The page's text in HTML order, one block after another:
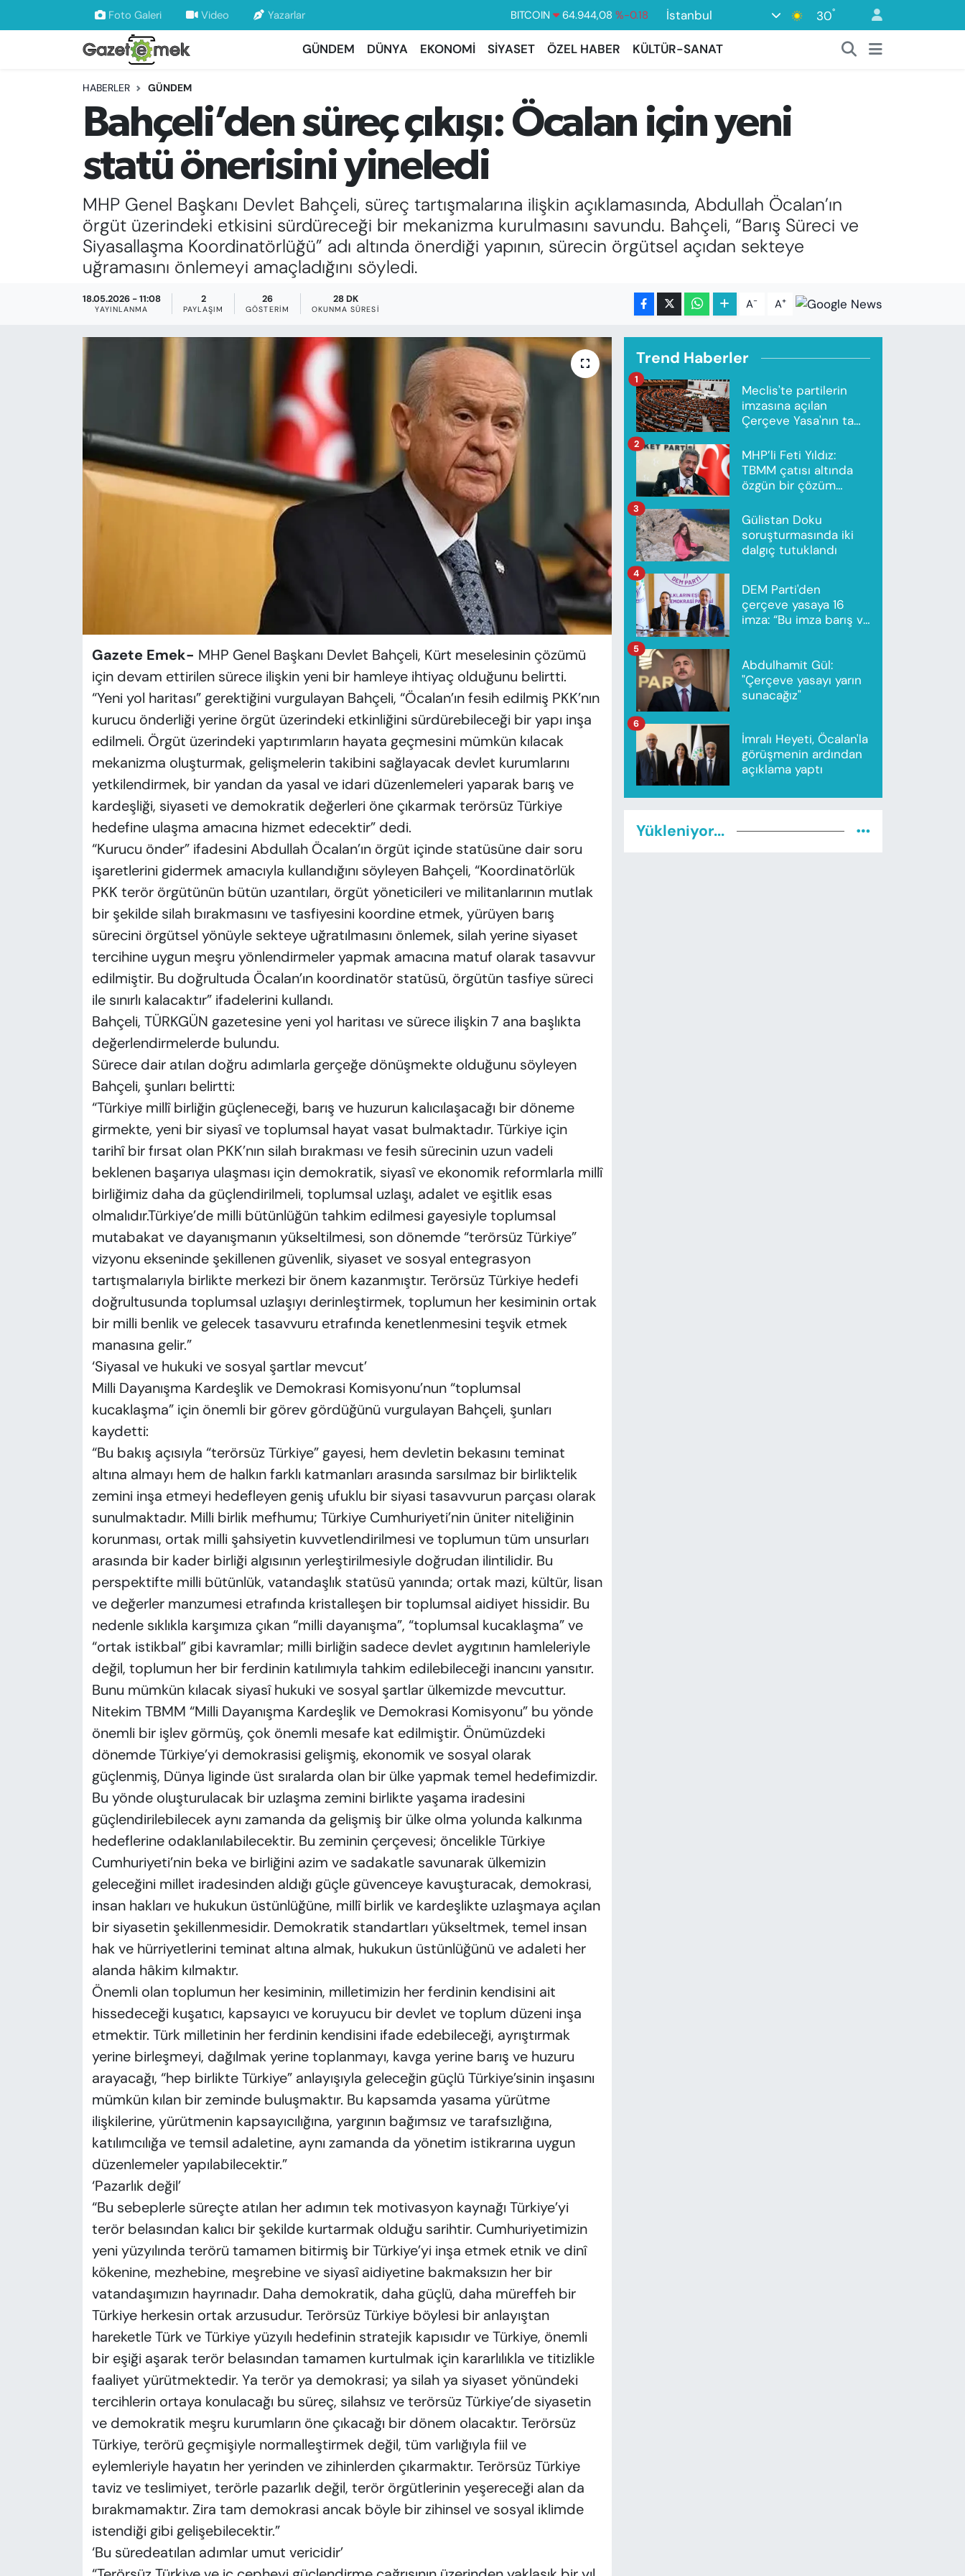
Foto Galeri Video Yazarlar DOLAR 47,7436 %0.18
EURO
55,2510 %0.32
BİST100
13.779 %-14
İstanbul 30°
GÜNDEM DÜNYA EKONOMİ SİYASET ÖZEL HABER KÜLTÜR-SANAT
HABERLER GÜNDEM
Bahçeli’den süreç çıkışı: Öcalan için yeni
statü önerisini yineledi
MHP Genel Başkanı Devlet Bahçeli, süreç tartışmalarına ilişkin açıklamasında, Abdullah Öcalan’ın
örgüt üzerindeki etkisini sürdüreceği bir mekanizma kurulmasını savundu. Bahçeli, “Barış Süreci ve
Siyasallaşma Koordinatörlüğü” adı altında önerdiği yapının, sürecin örgütsel açıdan sekteye
uğramasını önlemeyi amaçladığını söyledi.
18.05.2026 - 11:08
YAYINLANMA
2
PAYLAŞIM
26
GÖSTERIM
28 DK
OKUNMA SÜRESI A- A+
Gazete Emek- MHP Genel Başkanı Devlet Bahçeli, Kürt meselesinin çözümü
için devam ettirilen sürece ilişkin yeni bir hamleye ihtiyaç olduğunu belirtti.
“Yeni yol haritası” gerektiğini vurgulayan Bahçeli, “Öcalan’ın fesih edilmiş PKK’nın
kurucu önderliği yerine örgüt üzerindeki etkinliğini sürdürebileceği bir yapı inşa
edilmeli. Örgüt üzerindeki yaptırımların hayata geçmesini mümkün kılacak
mekanizma oluşturmak, gelişmelerin takibini sağlayacak devlet kurumlarını
yetkilendirmek, bir yandan da yasal ve idari düzenlemeleri yaparak barış ve
kardeşliği, siyaseti ve demokratik değerleri öne çıkarmak terörsüz Türkiye
hedefine ulaşma amacına hizmet edecektir” dedi.
“Kurucu önder” ifadesini Abdullah Öcalan’ın örgüt içinde statüsüne dair soru
işaretlerini gidermek amacıyla kullandığını söyleyen Bahçeli, “Koordinatörlük
PKK terör örgütünün bütün uzantıları, örgüt yöneticileri ve militanlarının mutlak
bir şekilde silah bırakmasını ve tasfiyesini koordine etmek, yürüyen barış
sürecini örgütsel yönüyle sekteye uğratılmasını önlemek, silah yerine siyaset
tercihine uygun meşru yönlendirmeler yapmak amacına matuf olarak tasavvur
edilmiştir. Bu doğrultuda Öcalan’ın koordinatör statüsü, örgütün tasfiye süreci
ile sınırlı kalacaktır” ifadelerini kullandı.
Bahçeli, TÜRKGÜN gazetesine yeni yol haritası ve sürece ilişkin 7 ana başlıkta
değerlendirmelerde bulundu.
Sürece dair atılan doğru adımlarla gerçeğe dönüşmekte olduğunu söyleyen
Bahçeli, şunları belirtti:
“Türkiye millî birliğin güçleneceği, barış ve huzurun kalıcılaşacağı bir döneme
girmekte, yeni bir siyasî ve toplumsal hayat vasat bulmaktadır. Türkiye için
tarihî bir fırsat olan PKK’nın silah bırakması ve fesih sürecinin uzun vadeli
beklenen başarıya ulaşması için demokratik, siyasî ve ekonomik reformlarla millî
birliğimiz daha da güçlendirilmeli, toplumsal uzlaşı, adalet ve eşitlik esas
olmalıdır.Türkiye’de milli bütünlüğün tahkim edilmesi gayesiyle toplumsal
mutabakat ve dayanışmanın yükseltilmesi, son dönemde “terörsüz Türkiye”
vizyonu ekseninde şekillenen güvenlik, siyaset ve sosyal entegrasyon
tartışmalarıyla birlikte merkezi bir önem kazanmıştır. Terörsüz Türkiye hedefi
doğrultusunda toplumsal uzlaşıyı derinleştirmek, toplumun her kesiminin ortak
bir milli benlik ve gelecek tasavvuru etrafında kenetlenmesini teşvik etmek
manasına gelir.”
‘Siyasal ve hukuki ve sosyal şartlar mevcut’
Milli Dayanışma Kardeşlik ve Demokrasi Komisyonu’nun “toplumsal
kucaklaşma” için önemli bir görev gördüğünü vurgulayan Bahçeli, şunları
kaydetti:
“Bu bakış açısıyla “terörsüz Türkiye” gayesi, hem devletin bekasını teminat
altına almayı hem de halkın farklı katmanları arasında sarsılmaz bir birliktelik
zemini inşa etmeyi hedefleyen geniş ufuklu bir siyasi tasavvurun parçası olarak
sunulmaktadır. Milli birlik mefhumu; Türkiye Cumhuriyeti’nin üniter niteliğinin
korunması, ortak milli şahsiyetin kuvvetlendirilmesi ve toplumun tüm unsurları
arasında bir kader birliği algısının yerleştirilmesiyle doğrudan ilintilidir. Bu
perspektifte milli bütünlük, vatandaşlık statüsü yanında; ortak mazi, kültür, lisan
ve değerler manzumesi etrafında kristalleşen bir toplumsal aidiyet hissidir. Bu
nedenle sıklıkla karşımıza çıkan “milli dayanışma”, “toplumsal kucaklaşma” ve
“ortak istikbal” gibi kavramlar; milli birliğin sadece devlet aygıtının hamleleriyle
değil, toplumun her bir ferdinin katılımıyla tahkim edilebileceği inancını yansıtır.
Bunu mümkün kılacak siyasî hukuki ve sosyal şartlar ülkemizde mevcuttur.
Nitekim TBMM “Milli Dayanışma Kardeşlik ve Demokrasi Komisyonu” bu yönde
önemli bir işlev görmüş, çok önemli mesafe kat edilmiştir. Önümüzdeki
dönemde Türkiye’yi demokrasisi gelişmiş, ekonomik ve sosyal olarak
güçlenmiş, Dünya liginde üst sıralarda olan bir ülke yapmak temel hedefimizdir.
Bu yönde oluşturulacak bir uzlaşma zemini birlikte yaşama iradesini
güçlendirilebilecek aynı zamanda da gelişmiş bir ülke olma yolunda kalkınma
hedeflerine odaklanılabilecektir. Bu zeminin çerçevesi; öncelikle Türkiye
Cumhuriyeti’nin beka ve birliğini azim ve sadakatle savunarak ülkemizin
geleceğini millet iradesinden aldığı güçle güvenceye kavuşturacak, demokrasi,
insan hakları ve hukukun üstünlüğüne, millî birlik ve kardeşlikte uzlaşmaya açılan
bir siyasetin şekillenmesidir. Demokratik standartları yükseltmek, temel insan
hak ve hürriyetlerini teminat altına almak, hukukun üstünlüğünü ve adaleti her
alanda hâkim kılmaktır.
Önemli olan toplumun her kesiminin, milletimizin her ferdinin kendisini ait
hissedeceği kuşatıcı, kapsayıcı ve koruyucu bir devlet ve toplum düzeni inşa
etmektir. Türk milletinin her ferdinin kendisini ifade edebileceği, ayrıştırmak
yerine birleşmeyi, dağılmak yerine toplanmayı, kavga yerine barış ve huzuru
arayacağı, “hep birlikte Türkiye” anlayışıyla geleceğin güçlü Türkiye’sinin inşasını
mümkün kılan bir zeminde buluşmaktır. Bu kapsamda yasama yürütme
ilişkilerine, yürütmenin kapsayıcılığına, yargının bağımsız ve tarafsızlığına,
katılımcılığa ve temsil adaletine, aynı zamanda da yönetim istikrarına uygun
düzenlemeler yapılabilecektir.”
‘Pazarlık değil’
“Bu sebeplerle süreçte atılan her adımın tek motivasyon kaynağı Türkiye’yi
terör belasından kalıcı bir şekilde kurtarmak olduğu sarihtir. Cumhuriyetimizin
yeni yüzyılında terörü tamamen bitirmiş bir Türkiye’yi inşa etmek etnik ve dinî
kökenine, mezhebine, meşrebine ve siyasî aidiyetine bakmaksızın her bir
vatandaşımızın hayrınadır. Daha demokratik, daha güçlü, daha müreffeh bir
Türkiye herkesin ortak arzusudur. Terörsüz Türkiye böylesi bir anlayıştan
hareketle Türk ve Türkiye yüzyılı hedefinin stratejik kapısıdır ve Türkiye, önemli
bir eşiği aşarak terör belasından tamamen kurtulmak için kararlılıkla ve titizlikle
faaliyet yürütmektedir. Ya terör ya demokrasi; ya silah ya siyaset yönündeki
tercihlerin ortaya konulacağı bu süreç, silahsız ve terörsüz Türkiye’de siyasetin
ve demokratik meşru kurumların öne çıkacağı bir dönem olacaktır. Terörsüz
Türkiye, terörü geçmişiyle normalleştirmek değil, tüm varlığıyla fiil ve
eylemleriyle hayatın her yerinden ve zihinlerden çıkarmaktır. Terörsüz Türkiye
taviz ve teslimiyet, terörle pazarlık değil, terör örgütlerinin yeşereceği alan da
bırakmamaktır. Zira tam demokrasi ancak böyle bir zihinsel ve sosyal iklimde
istendiği gibi gelişebilecektir.”
‘Bu süredeatılan adımlar umut vericidir’
Trend Haberler
Meclis'te partilerin
imzasına açılan
Çerçeve Yasa'nın tam
1
MHP’li Feti Yıldız:
TBMM çatısı altında
özgün bir çözüm
2
Gülistan Doku
soruşturmasında iki
dalgıç tutuklandı
3
DEM Parti'den
çerçeve yasaya 16
imza: “Bu imza barış ve
4
Abdulhamit Gül:
"Çerçeve yasayı yarın
sunacağız"
5
İmralı Heyeti, Öcalan'la
görüşmenin ardından
açıklama yaptı
6
Yükleniyor...
DÜNYA
EKONOMİ
EMEK HABERLERİ
YENİ MEDYADA EMEK GAZETECİLİĞİNİ
GELİŞTİRMEK
FAYDALI BİLGİLER
GÜNDEM
KÜLTÜR-SANAT
MAGAZİN
Nöbetçi Eczaneler
Hava Durumu
İstanbul Namaz Vakitleri
Trafik Durumu
Süper Lig Puan Durumu ve Fikstür
Tüm Manşetler
Son Dakika Haberleri
Haber Arşivi